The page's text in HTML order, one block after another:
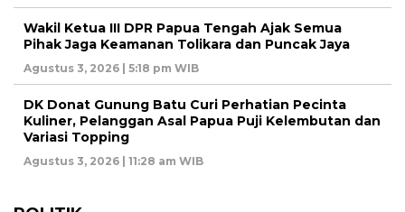
Wakil Ketua III DPR Papua Tengah Ajak Semua
Pihak Jaga Keamanan Tolikara dan Puncak Jaya
Agustus 3, 2026 | 5:18 pm WIB
DK Donat Gunung Batu Curi Perhatian Pecinta
Kuliner, Pelanggan Asal Papua Puji Kelembutan dan
Variasi Topping
Agustus 3, 2026 | 11:28 am WIB